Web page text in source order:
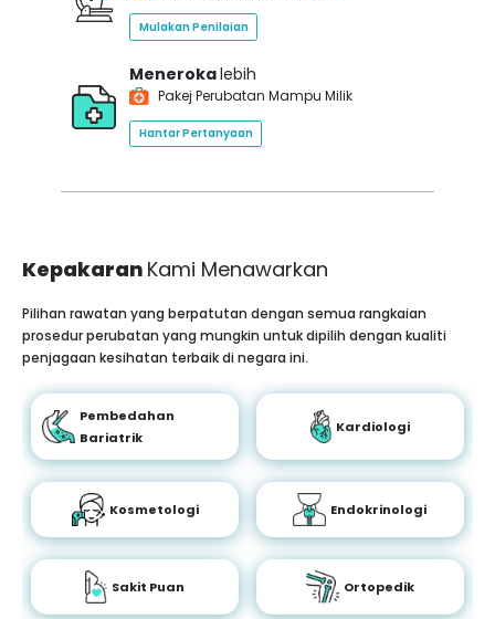
Mulakan Penilaian
Menerokalebih
Pakej Perubatan Mampu Milik
Hantar Pertanyaan
Kepakaran Kami Menawarkan
Pilihan rawatan yang berpatutan dengan semua rangkaian
prosedur perubatan yang mungkin untuk dipilih dengan kualiti
penjagaan kesihatan terbaik di negara ini.
Pembedahan
Bariatrik
Kardiologi
Kosmetologi Endokrinologi
Sakit Puan Ortopedik